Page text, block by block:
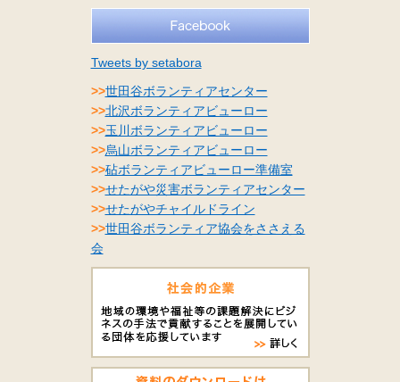
Tweets by setabora
>>世田谷ボランティアセンター
>>北沢ボランティアビューロー
>>玉川ボランティアビューロー
>>烏山ボランティアビューロー
>>砧ボランティアビューロー準備室
>>せたがや災害ボランティアセンター
>>せたがやチャイルドライン
>>世田谷ボランティア協会をささえる
会